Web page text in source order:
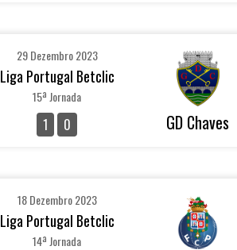
29 Dezembro 2023
Liga Portugal Betclic
15ª Jornada
1 0 GD Chaves
18 Dezembro 2023
Liga Portugal Betclic
14ª Jornada